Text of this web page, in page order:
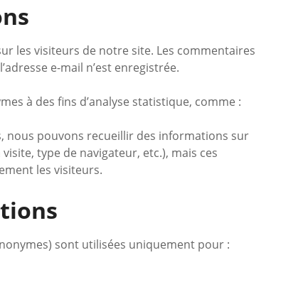
les visiteurs de notre site. Les commentaires
e-mail n’est enregistrée.
à des fins d’analyse statistique, comme :
nous pouvons recueillir des informations sur
type de navigateur, etc.), mais ces
les visiteurs.
sont utilisées uniquement pour :